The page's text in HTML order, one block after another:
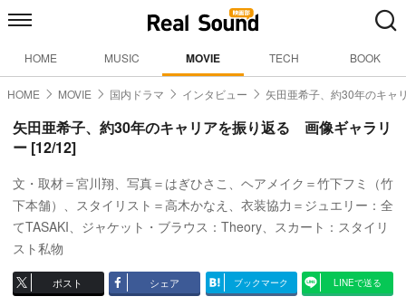
HOME MUSIC MOVIE TECH BOOK
HOME MOVIE 国内ドラマ インタビュー 矢田亜希子、約30年のキャ
矢田亜希子、約30年のキャリアを振り返る 画像ギャラリ
ー [12/12]
文・取材＝宮川翔、写真＝はぎひさこ、ヘアメイク＝竹下フミ（竹
下本舗）、スタイリスト＝高木かなえ、衣装協力＝ジュエリー：全
てTASAKI、ジャケット・ブラウス：Theory、スカート：スタイリ
スト私物
ポスト シェア ブックマーク LINEで送る